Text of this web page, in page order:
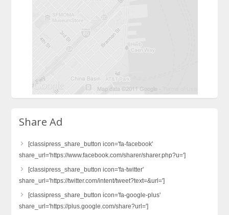
Share Ad
[classipress_share_button icon='fa-facebook'
share_url='https://www.facebook.com/sharer/sharer.php?u=']
[classipress_share_button icon='fa-twitter'
share_url='https://twitter.com/intent/tweet?text=&url=']
[classipress_share_button icon='fa-google-plus'
share_url='https://plus.google.com/share?url=']